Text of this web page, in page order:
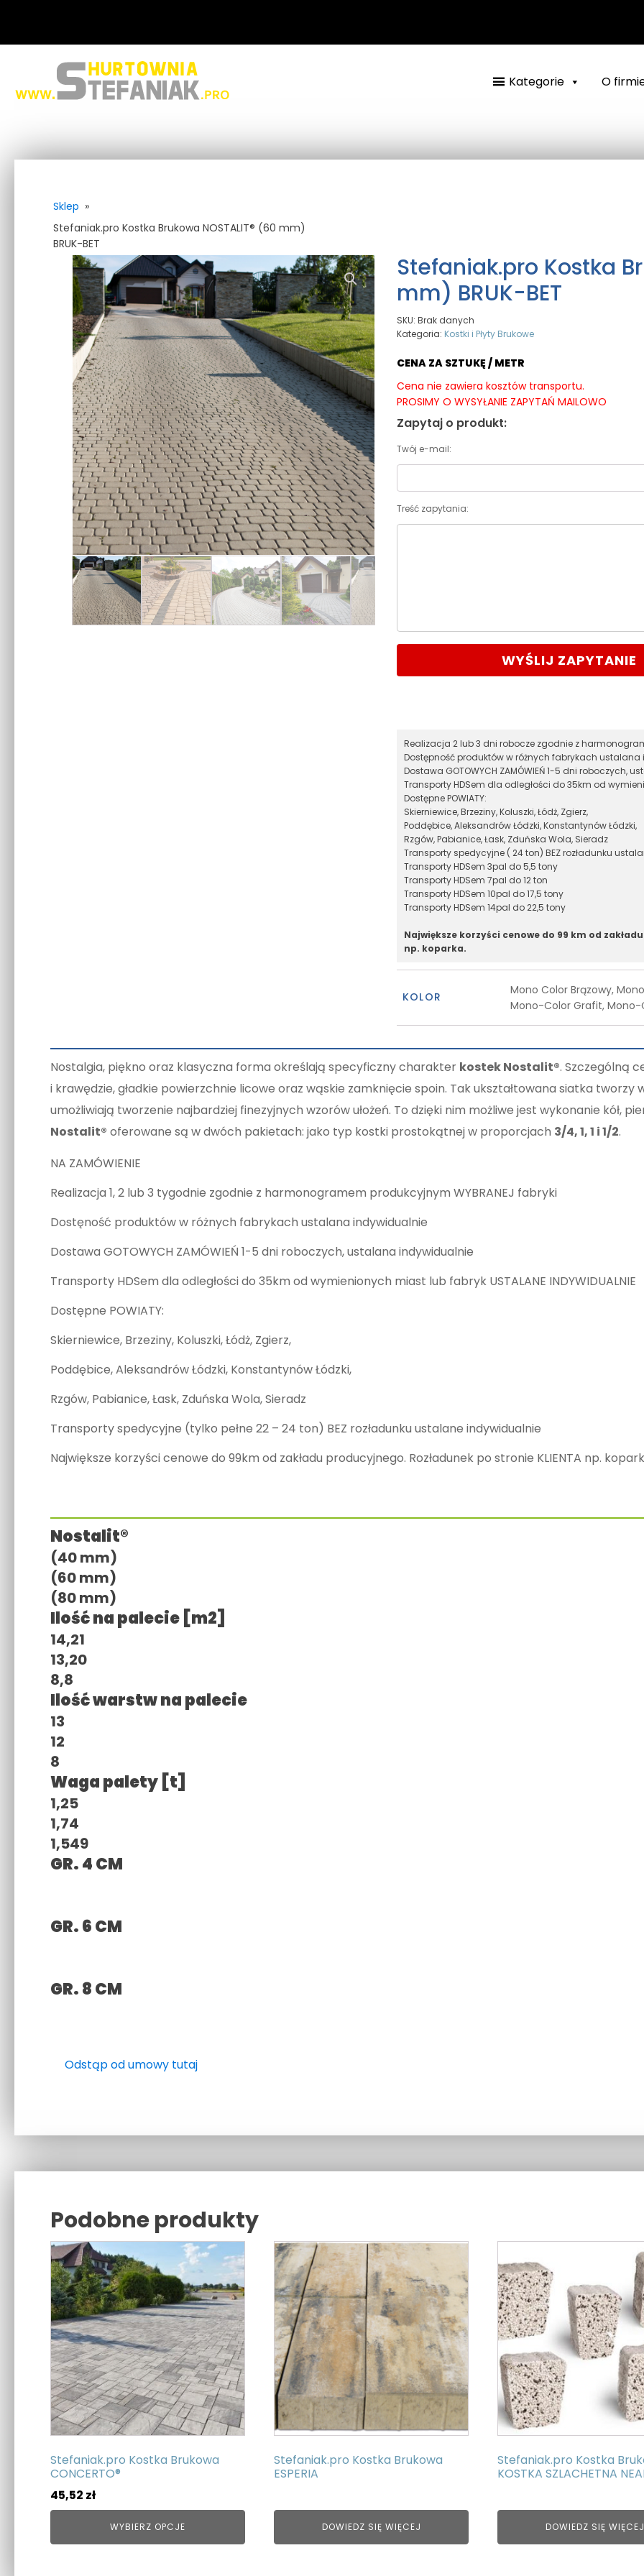
Kategorie O
Sklep »
Stefaniak.pro Kostka Brukowa NOSTALIT® (60 mm)
BRUK-BET
Stefaniak.pro Kostka
mm) BRUK-BET
SKU: Brak danych
Kategoria: Kostki i Płyty Brukowe
CENA ZA SZTUKĘ / METR
Cena nie zawiera kosztów transportu.
PROSIMY O WYSYŁANIE ZAPYTAŃ MAILOWO
Zapytaj o produkt:
Twój e-mail:
Treść zapytania:
WYŚLIJ ZAPYTANIE
Realizacja 2 lub 3 dni robocze zgodnie z
Dostępność produktów w różnych fabrykach
Dostawa GOTOWYCH ZAMÓWIEŃ 1-5 dni roboczych,
Transporty HDSem dla odległości do 35km od
Dostępne POWIATY:
Skierniewice, Brzeziny, Koluszki, Łódż, Zgierz,
Poddębice, Aleksandrów Łódzki, Konstantynów Łódzki,
Rzgów, Pabianice, Łask, Zduńska Wola, Sieradz
Transporty spedycyjne ( 24 ton) BEZ rozładunku
Transporty HDSem 3pal do 5,5 tony
Transporty HDSem 7pal do 12 ton
Transporty HDSem 10pal do 17,5 tony
Transporty HDSem 14pal do 22,5 tony
Największe korzyści cenowe do 99 km od
np. koparka.
KOLOR
Mono Color Brązowy,
Mono-Color Grafit, Mono-
Nostalgia, piękno oraz klasyczna forma określają specyficzny charakter kostek Nostalit®. Szczególną
i krawędzie, gładkie powierzchnie licowe oraz wąskie zamknięcie spoin. Tak ukształtowana siatka tworzy
umożliwiają tworzenie najbardziej finezyjnych wzorów ułożeń. To dzięki nim możliwe jest wykonanie kół,
Nostalit® oferowane są w dwóch pakietach: jako typ kostki prostokątnej w proporcjach 3/4, 1, 1 i 1/2.
NA ZAMÓWIENIE
Realizacja 1, 2 lub 3 tygodnie zgodnie z harmonogramem produkcyjnym WYBRANEJ fabryki
Dostęność produktów w różnych fabrykach ustalana indywidualnie
Dostawa GOTOWYCH ZAMÓWIEŃ 1-5 dni roboczych, ustalana indywidualnie
Transporty HDSem dla odległości do 35km od wymienionych miast lub fabryk USTALANE INDYWIDUALNIE
Dostępne POWIATY:
Skierniewice, Brzeziny, Koluszki, Łódż, Zgierz,
Poddębice, Aleksandrów Łódzki, Konstantynów Łódzki,
Rzgów, Pabianice, Łask, Zduńska Wola, Sieradz
Transporty spedycyjne (tylko pełne 22 – 24 ton) BEZ rozładunku ustalane indywidualnie
Największe korzyści cenowe do 99km od zakładu producyjnego. Rozładunek po stronie KLIENTA np.
Nostalit®
(40 mm)
(60 mm)
(80 mm)
Ilość na palecie [m2]
14,21
13,20
8,8
Ilość warstw na palecie
13
12
8
Waga palety [t]
1,25
1,74
1,549
GR. 4 CM
GR. 6 CM
GR. 8 CM
Odstąp od umowy tutaj
Podobne produkty
Stefaniak.pro Kostka Brukowa
CONCERTO®
45,52 zł
WYBIERZ OPCJE
Ten
produkt
ma
wiele
wariantów.
Opcje
można
wybrać
na
stronie
produktu
Stefaniak.pro Kostka Brukowa
ESPERIA
DOWIEDZ SIĘ WIĘCEJ
Stefaniak.pro Kostka
KOSTKA SZLACHETNA
DOWIEDZ SIĘ WIĘCEJ